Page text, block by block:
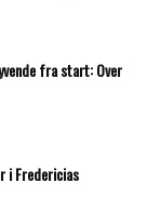
fra start: Over
i Fredericias